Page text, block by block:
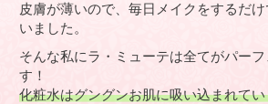
皮膚が薄いので、毎日メイクをするだ
いました。
そんな私にラ・ミューテは全てがパー
す！
化粧水はグングンお肌に吸い込まれて